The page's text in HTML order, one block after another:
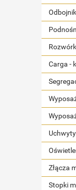
Carga -
Złącza
Stopki